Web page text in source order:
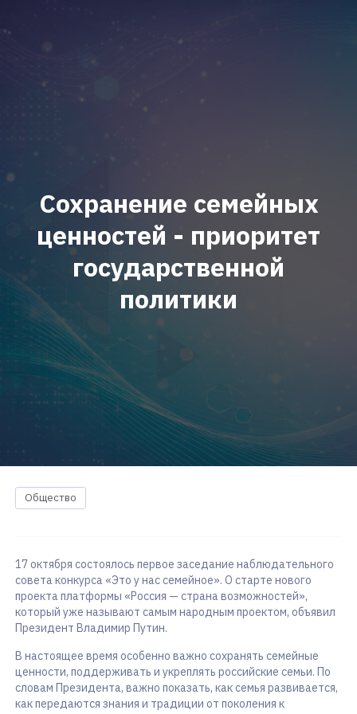
Сохранение семейных
ценностей - приоритет
государственной
политики
Общество
17 октября состоялось первое заседание наблюдательного
совета конкурса «Это у нас семейное». О старте нового
проекта платформы «Россия — страна возможностей»,
который уже называют самым народным проектом, объявил
Президент Владимир Путин.
В настоящее время особенно важно сохранять семейные
ценности, поддерживать и укреплять российские семьи. По
словам Президента, важно показать, как семья развивается,
как передаются знания и традиции от поколения к